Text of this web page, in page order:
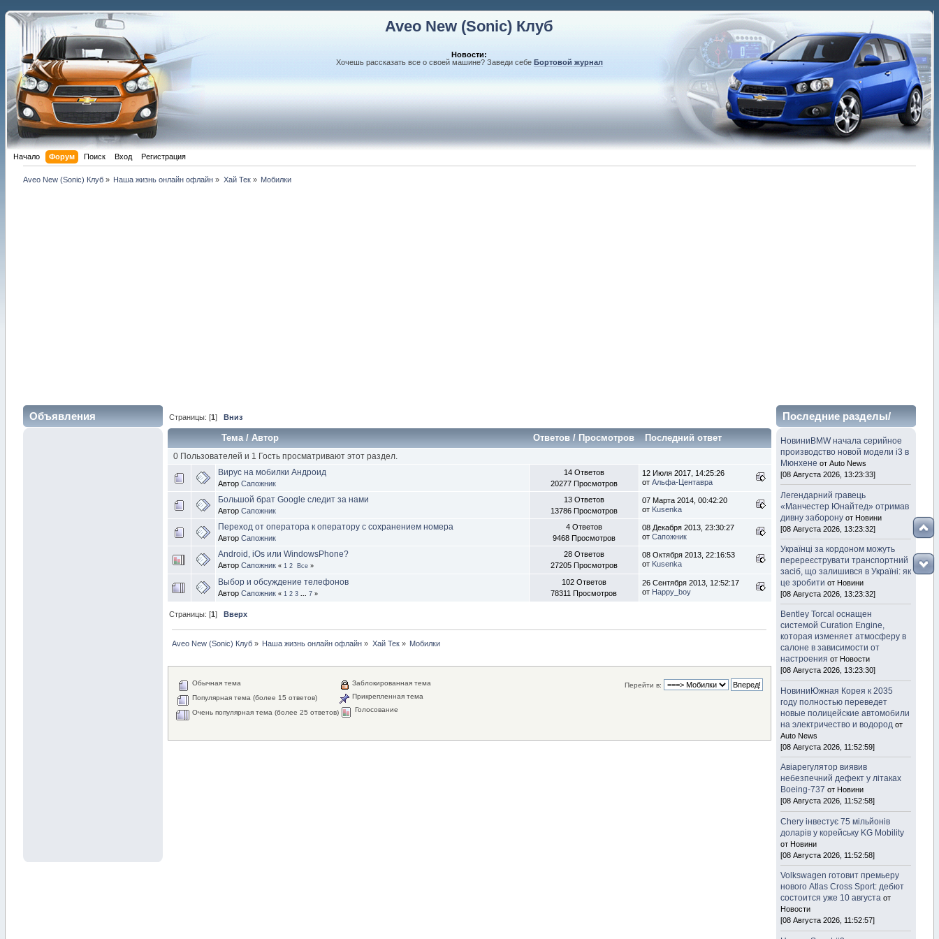
Aveo New (Sonic) Клуб
Новости:
Хочешь рассказать все о своей машине? Заведи себе Бортовой журнал
Начало Форум Поиск Вход Регистрация
Aveo New (Sonic) Клуб» Наша жизнь онлайн офлайн » Хай Тек» Мобилки
Объявления Страницы: [1] Вниз
Тема/ Автор Ответов/ Просмотров Последний ответ
0 Пользователей и 1 Гость просматривают этот раздел.
Вирус на мобилки Андроид
Автор Сапожник
14 Ответов
20277 Просмотров
12 Июля 2017, 14:25:26
от Альфа-Центавра
Большой брат Google следит за нами
Автор Сапожник
13 Ответов
13786 Просмотров
07 Марта 2014, 00:42:20
от Kusenka
Переход от оператора к оператору с сохранением номера
Автор Сапожник
4 Ответов
9468 Просмотров
08 Декабря 2013, 23:30:27
от Сапожник
Android, iOs или WindowsPhone?
Автор Сапожник « 1 2 Все»
28 Ответов
27205 Просмотров
08 Октября 2013, 22:16:53
от Kusenka
Выбор и обсуждение телефонов
Автор Сапожник « 1 2 3 7»
102 Ответов
78311 Просмотров
26 Сентября 2013, 12:52:17
от Happy_boy
Страницы: [1] Вверх
Aveo New (Sonic) Клуб» Наша жизнь онлайн офлайн » Хай Тек» Мобилки
Перейти в:
Обычная тема
Популярная тема (более 15 ответов)
Очень популярная тема (более 25 ответов)
Заблокированная тема
Прикрепленная тема
Голосование
Последние разделы/
темы
НовиниBMW начала серийное
производство новой модели i3 в
Мюнхене от Auto News
[08 Августа 2026, 13:23:33]
Легендарний гравець
«Манчестер Юнайтед» отримав
дивну заборону от Новини
[08 Августа 2026, 13:23:32]
Українці за кордоном можуть
перереєструвати транспортний
засіб, що залишився в Україні: як
це зробити от Новини
[08 Августа 2026, 13:23:32]
Bentley Torcal оснащен
системой Curation Engine,
которая изменяет атмосферу в
салоне в зависимости от
настроения от Новости
[08 Августа 2026, 13:23:30]
НовиниЮжная Корея к 2035
году полностью переведет
новые полицейские автомобили
на электричество и водород от
Auto News
[08 Августа 2026, 11:52:59]
Авіарегулятор виявив
небезпечний дефект у літаках
Boeing-737 от Новини
[08 Августа 2026, 11:52:58]
Chery інвестує 75 мільйонів
доларів у корейську KG Mobility
от Новини
[08 Августа 2026, 11:52:58]
Volkswagen готовит премьеру
нового Atlas Cross Sport: дебют
состоится уже 10 августа от
Новости
[08 Августа 2026, 11:52:57]